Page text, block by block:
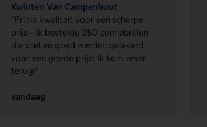
Kwinten Van Campenhout
"Prima kwaliteit voor een scherpe
prijs - Ik bestelde 250 zonnebrillen
die snel en goed werden geleverd
voor een goede prijs! Ik kom zeker
terug!"
vandaag